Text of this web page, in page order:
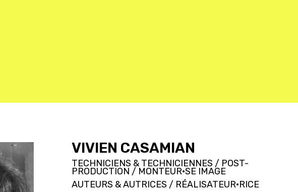
VIVIEN CASAMIAN
TECHNICIENS & TECHNICIENNES / POST-
PRODUCTION / MONTEUR·SE IMAGE
AUTEURS & AUTRICES / RÉALISATEUR·RICE